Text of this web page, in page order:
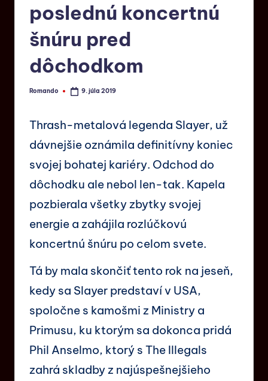
poslednú koncertnú
šnúru pred
dôchodkom
Romando 9. júla 2019
Thrash-metalová legenda Slayer, už
dávnejšie oznámila definitívny koniec
svojej bohatej kariéry. Odchod do
dôchodku ale nebol len-tak. Kapela
pozbierala všetky zbytky svojej
energie a zahájila rozlúčkovú
koncertnú šnúru po celom svete.
Tá by mala skončiť tento rok na jeseň,
kedy sa Slayer predstaví v USA,
spoločne s kamošmi z Ministry a
Primusu, ku ktorým sa dokonca pridá
Phil Anselmo, ktorý s The Illegals
zahrá skladby z najúspešnejšieho